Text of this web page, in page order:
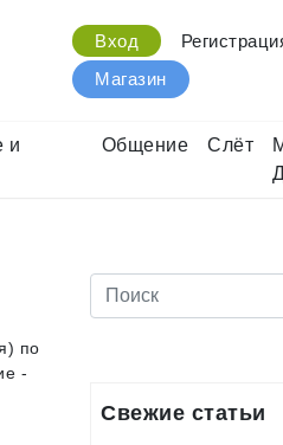
Вход
Магазин
и Общение Слёт
по
-
Свежие статьи